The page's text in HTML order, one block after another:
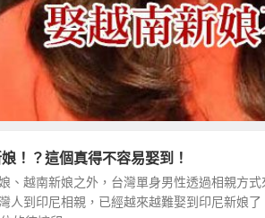
！？這個真得不容易娶到！
、越南新娘之外，台灣單身男性透過相親方
人到印尼相親，已經越來越難娶到印尼新娘